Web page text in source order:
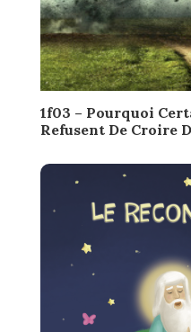
1f03 – Pourquoi
Refusent De Croire